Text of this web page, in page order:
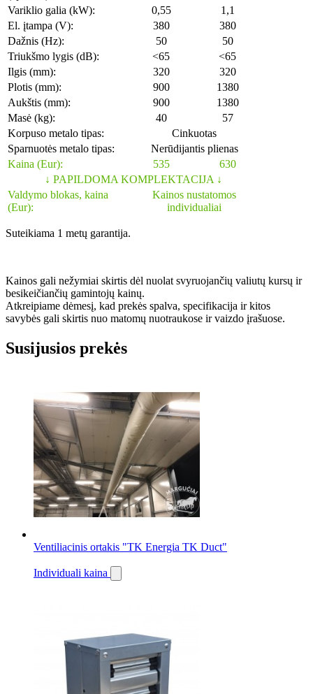
Variklio galia (kW):
0,55
1,1
El. įtampa (V):
380
380
Dažnis (Hz):
50
50
Triukšmo lygis (dB):
<65
<65
Ilgis (mm):
320
320
Plotis (mm):
900
1380
Aukštis (mm):
900
1380
Masė (kg):
40
57
Korpuso metalo tipas:
Cinkuotas
Sparnuotės metalo tipas:
Nerūdijantis plienas
Kaina (Eur):
535
630
↓ PAPILDOMA KOMPLEKTACIJA ↓
Valdymo blokas, kaina
(Eur):
Kainos nustatomos
individualiai
Suteikiama 1 metų garantija.
Kainos gali nežymiai skirtis dėl nuolat svyruojančių valiutų kursų ir
besikeičiančių gamintojų kainų.
Atkreipiame dėmesį, kad prekės spalva, specifikacija ir kitos
savybės gali skirtis nuo matomų nuotraukose ir vaizdo įrašuose.
Susijusios prekės
Ventiliacinis ortakis "TK Energia TK Duct"
Individuali kaina